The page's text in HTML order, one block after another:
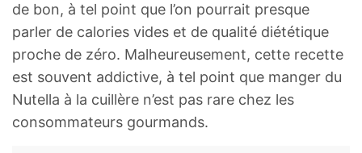
de bon, à tel point que l’on pourrait presque
parler de calories vides et de qualité diététique
proche de zéro. Malheureusement, cette recette
est souvent addictive, à tel point que manger du
Nutella à la cuillère n’est pas rare chez les
consommateurs gourmands.